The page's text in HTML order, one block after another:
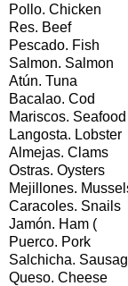
Pollo. Chicken
Res. Beef
Pescado. Fish
Salmon. Salmon
Atún. Tuna
Bacalao. Cod
Mariscos. Seafood
Langosta. Lobster
Almejas. Clams
Ostras. Oysters
Mejillones.
Caracoles. Snails
Jamón. Ham (
Puerco. Pork
Salchicha.
Queso. Cheese